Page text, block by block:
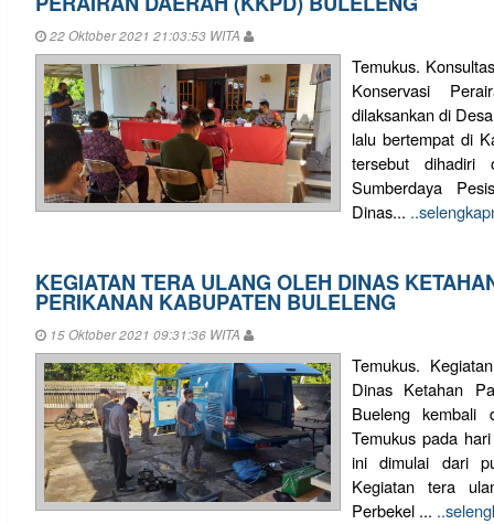
22 Oktober 2021 21:03:53 WITA
Temukus.
Konservasi
dilaksankan di
lalu bertempat di
tersebut dihadiri
Sumberdaya
Dinas...
KEGIATAN TERA ULANG OLEH DINAS
PERIKANAN KABUPATEN BULELENG
15 Oktober 2021 09:31:36 WITA
Temukus.
Dinas Ketahan
Bueleng kembali
Temukus pada
ini dimulai dari
Kegiatan tera
Perbekel ...